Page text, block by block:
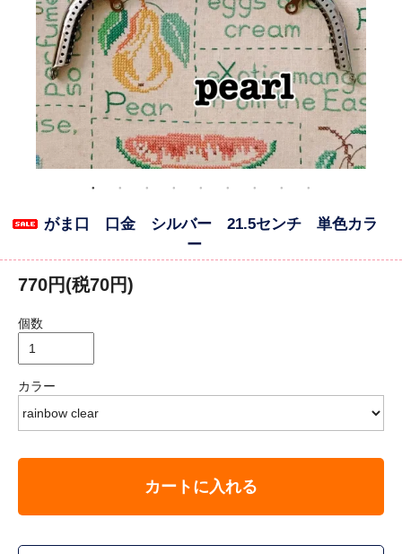
がま口 口金 シルバー 21.5センチ 単色カラ
ー
770円(税70円)
個数
カラー
カートに入れる